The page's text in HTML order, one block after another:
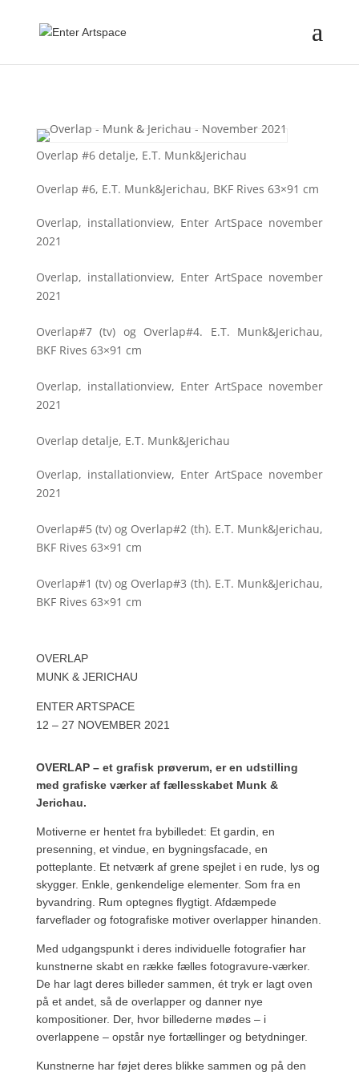
Overlap #6 detalje, E.T. Munk&Jerichau
Overlap #6, E.T. Munk&Jerichau, BKF Rives 63×91 cm
Overlap, installationview, Enter ArtSpace november
2021
Overlap, installationview, Enter ArtSpace november
2021
Overlap#7 (tv) og Overlap#4. E.T. Munk&Jerichau,
BKF Rives 63×91 cm
Overlap, installationview, Enter ArtSpace november
2021
Overlap detalje, E.T. Munk&Jerichau
Overlap, installationview, Enter ArtSpace november
2021
Overlap#5 (tv) og Overlap#2 (th). E.T. Munk&Jerichau,
BKF Rives 63×91 cm
Overlap#1 (tv) og Overlap#3 (th). E.T. Munk&Jerichau,
BKF Rives 63×91 cm
OVERLAP
MUNK & JERICHAU
ENTER ARTSPACE
12 – 27 NOVEMBER 2021
OVERLAP – et grafisk prøverum, er en udstilling
med grafiske værker af fællesskabet Munk &
Jerichau.
Motiverne er hentet fra bybilledet: Et gardin, en
presenning, et vindue, en bygningsfacade, en
potteplante. Et netværk af grene spejlet i en rude, lys og
skygger. Enkle, genkendelige elementer. Som fra en
byvandring. Rum optegnes flygtigt. Afdæmpede
farveflader og fotografiske motiver overlapper hinanden.
Med udgangspunkt i deres individuelle fotografier har
kunstnerne skabt en række fælles fotogravure-­værker.
De har lagt deres billeder sammen, ét tryk er lagt oven
på et andet, så de overlapper og danner nye
kompositioner. Der, hvor billederne mødes – i
overlappene – opstår nye fortællinger og betydninger.
Kunstnerne har føjet deres blikke sammen og på den